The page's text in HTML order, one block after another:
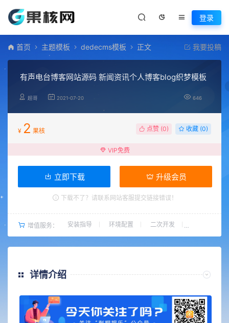
登录
首页 主题模板 dedecms模板 正文 我要投稿
有声电台博客网站源码 新闻资讯个人博客blog织梦模板
超哥 2021-07-20 646
¥ 2 果核 点赞 (0) 收藏 (0)
VIP免费
立即下载 升级会员
下载不了？请联系网站客服提交链接错误！
增值服务： 安装指导 环境配置 二次开发
详情介绍